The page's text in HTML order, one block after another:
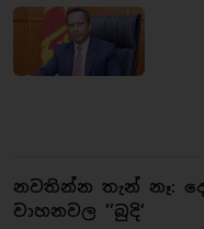
නවතින්න තැන් නෑ:
වාහනවල ’’බුදි’